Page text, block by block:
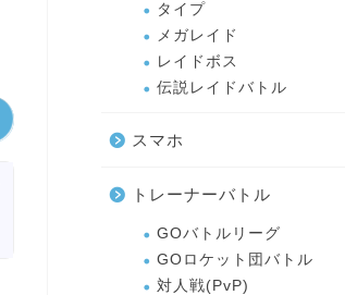
タイプ
メガレイド
レイドボス
伝説レイドバトル
スマホ
トレーナーバトル
GOバトルリーグ
GOロケット団バトル
対人戦(PvP)